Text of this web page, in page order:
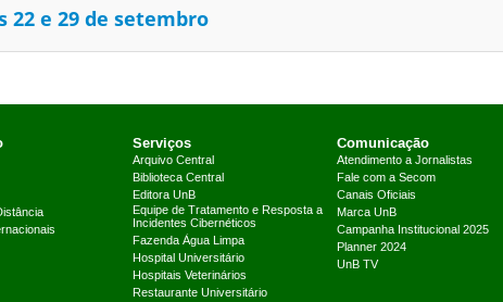
22 e 29 de setembro
Serviços
Arquivo Central
Biblioteca Central
Editora UnB
Equipe de Tratamento e Resposta a
Incidentes Cibernéticos
Fazenda Água Limpa
Hospital Universitário
Hospitais Veterinários
Restaurante Universitário
Comunicação
Atendimento a Jornalistas
Fale com a Secom
Canais Oficiais
Marca UnB
Campanha Institucional 2025
Planner 2024
UnB TV